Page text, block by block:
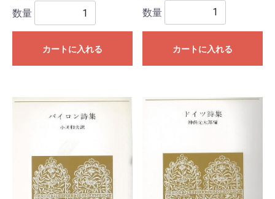
数量
カートに入れる
数量
カートに入れる